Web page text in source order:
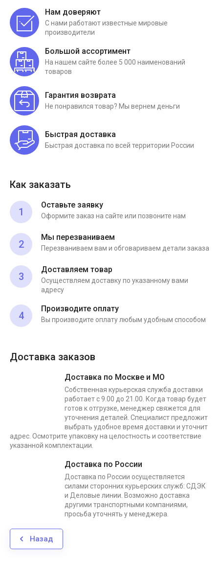
Нам доверяют
С нами работают известные мировые
производители
Большой ассортимент
На нашем сайте более 5 000 наименований
товаров
Гарантия возврата
Не понравился товар? Мы вернем деньги
Быстрая доставка
Быстрая доставка по всей территории России
Как заказать
1
Оставьте заявку
Оформите заказ на сайте или позвоните нам
2
Мы перезваниваем
Перезваниваем вам и обговариваем детали заказа
3
Доставляем товар
Осуществляем доставку по указанному вами
адресу
4
Производите оплату
Вы производите оплату любым удобным способом
Доставка заказов
Доставка по Москве и МО
Собственная курьерская служба доставки
работает с 9.00 до 21.00. Когда товар будет
готов к отгрузке, менеджер свяжется для
уточнения деталей. Специалист предложит
выбрать удобное время доставки и уточнит
адрес. Осмотрите упаковку на целостность и соответствие
указанной комплектации.
Доставка по России
Доставка по России осуществляется
силами сторонних курьерских служб: СДЭК
и Деловые линии. Возможно доставка
другими транспортными компаниями,
просьба уточнять у менеджера.
Назад